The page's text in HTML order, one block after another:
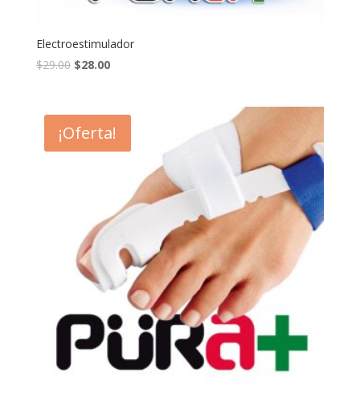
Electroestimulador
$29.00 $28.00
¡Oferta!